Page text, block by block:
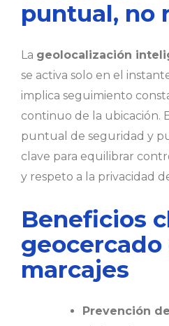
puntual, no
La geolocalización
se activa solo en el
implica seguimiento
continuo de la ubicación.
puntual de seguridad y
clave para equilibrar
y respeto a la privacidad
Beneficios
geocercado
marcajes
Prevención